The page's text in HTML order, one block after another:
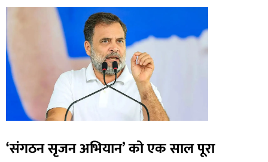
‘संगठन सृजन अभियान’ को एक साल पूरा